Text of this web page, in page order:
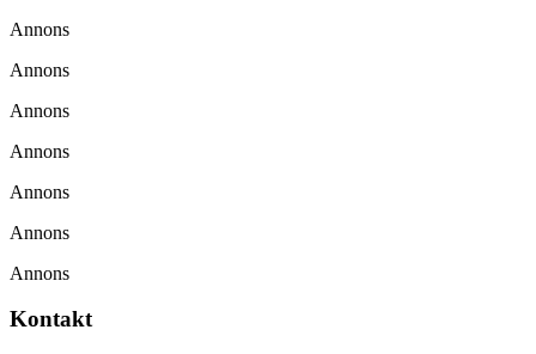
Annons
Annons
Annons
Annons
Annons
Annons
Annons
Kontakt